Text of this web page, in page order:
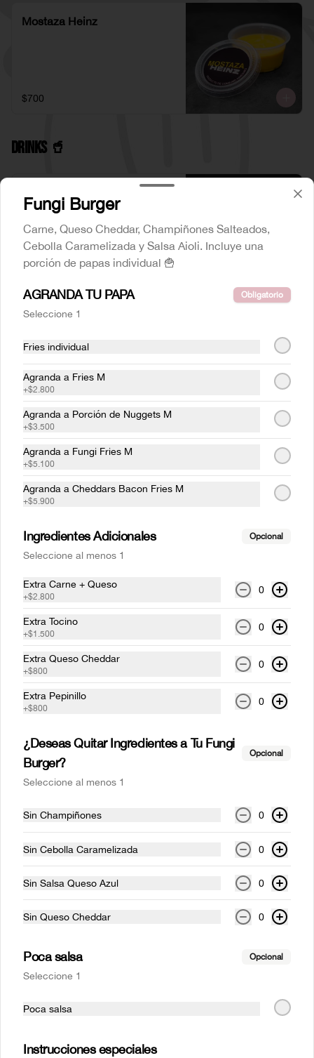
Mostaza Heinz
$700
Drinks 🥤
350 cc
$2.100
Coca Cola Zero
$2.100
Fanta
350 cc
350 cc
$2.100
Conócenos
Información sobre Productos e Imágenes
Politica de Consumidor y Campaña
Política de privacidad y tratamiento de datos personales
Política de privacidad
Fungi Burger
Carne, Queso Cheddar, Champiñones Salteados,
Cebolla Caramelizada y Salsa Aioli. Incluye una
porción de papas individual 🍟
AGRANDA TU PAPA Obligatorio
Seleccione 1
Fries individual
Agranda a Fries M
+$2.800
Agranda a Porción de Nuggets M
+$3.500
Agranda a Fungi Fries M
+$5.100
Agranda a Cheddars Bacon Fries M
+$5.900
Ingredientes Adicionales Opcional
Seleccione al menos 1
Extra Carne + Queso
+$2.800
0
Extra Tocino
+$1.500
0
Extra Queso Cheddar
+$800
0
Extra Pepinillo
+$800
0
¿Deseas Quitar Ingredientes a Tu Fungi
Burger?
Opcional
Seleccione al menos 1
Sin Champiñones 0
Sin Cebolla Caramelizada 0
Sin Salsa Queso Azul 0
Sin Queso Cheddar 0
Poca salsa Opcional
Seleccione 1
Poca salsa
Instrucciones especiales